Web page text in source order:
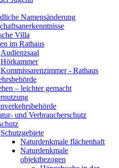
Namensänderung
Villa
im Rathaus
Audienzsaal
Hörkammer
Kommissarenzimmer - Rathaus
– leichter gemacht
und Verbraucherschutz
Schutzgebiete
Naturdenkmale flächenhaft
Naturdenkmale
objektbezogen